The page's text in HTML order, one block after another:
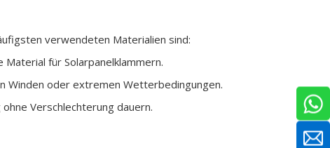
verwendeten Materialien sind:
für Solarpanelklammern.
Winden oder extremen Wetterbedingungen.
Verschlechterung dauern.